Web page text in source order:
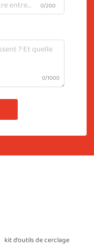
0/200
0/1000
kit d’outils de cerclage